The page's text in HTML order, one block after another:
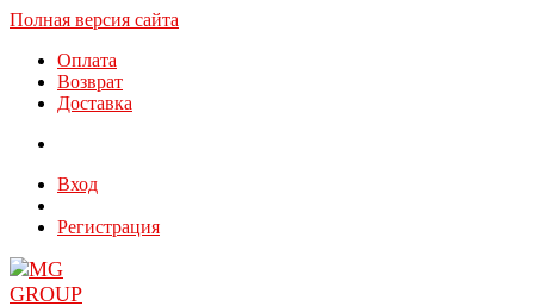
Полная версия сайта
Оплата
Возврат
Доставка
Вход
Регистрация